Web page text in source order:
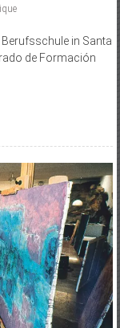
in Santa
de Formación